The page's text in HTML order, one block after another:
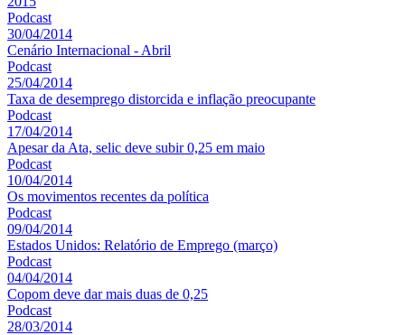
Podcast
30/04/2014
Cenário Internacional - Abril
Podcast
25/04/2014
Taxa de desemprego distorcida e inflação preocupante
Podcast
17/04/2014
Apesar da Ata, selic deve subir 0,25 em maio
Podcast
10/04/2014
Os movimentos recentes da política
Podcast
09/04/2014
Estados Unidos: Relatório de Emprego (março)
Podcast
04/04/2014
Copom deve dar mais duas de 0,25
Podcast
28/03/2014